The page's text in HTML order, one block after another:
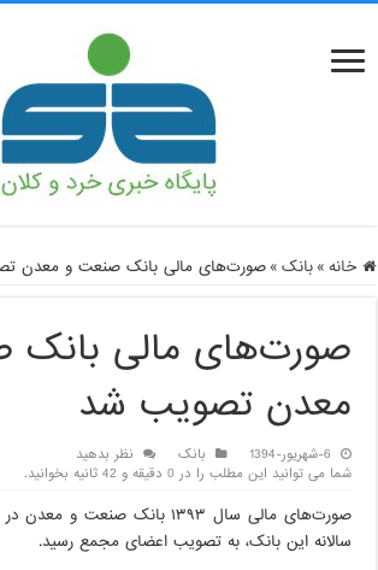
خانه » بانک » صورت‌های مالی بانک صنعت و معدن
صورت‌های مالی
معدن تصویب شد
6-شهریور-1394 بانک
نظر بدهید
شما می توانید این مطلب را در 0 دقیقه و 42 ثانیه بخوانید.
صورت‌های مالی سال ۱۳۹۳ بانک
سالانه این بانک، به تصویب اعضای مجمع رسید.